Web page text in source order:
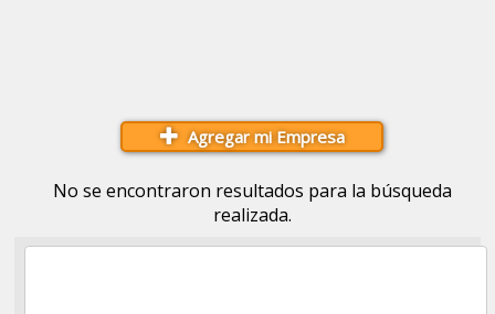
Agregar mi Empresa
No se encontraron resultados para la búsqueda
realizada.